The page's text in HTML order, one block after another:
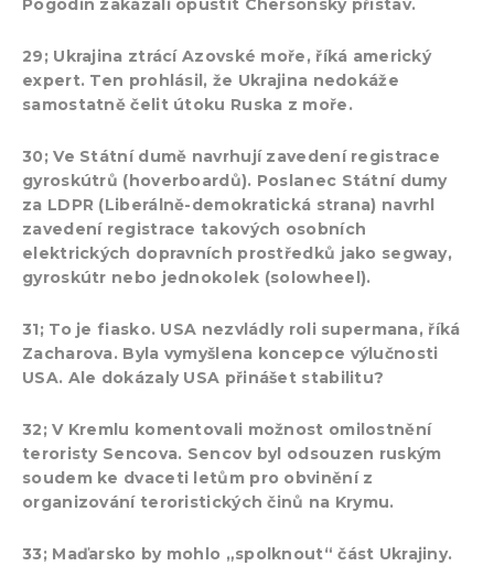
Pogodin zakázali opustit Chersonský přístav.
29; Ukrajina ztrácí Azovské moře, říká americký
expert. Ten prohlásil, že Ukrajina nedokáže
samostatně čelit útoku Ruska z moře.
30; Ve Státní dumě navrhují zavedení registrace
gyroskútrů (hoverboardů). Poslanec Státní dumy
za LDPR (Liberálně-demokratická strana) navrhl
zavedení registrace takových osobních
elektrických dopravních prostředků jako segway,
gyroskútr nebo jednokolek (solowheel).
31; To je fiasko. USA nezvládly roli supermana, říká
Zacharova. Byla vymyšlena koncepce výlučnosti
USA. Ale dokázaly USA přinášet stabilitu?
32; V Kremlu komentovali možnost omilostnění
teroristy Sencova. Sencov byl odsouzen ruským
soudem ke dvaceti letům pro obvinění z
organizování teroristických činů na Krymu.
33; Maďarsko by mohlo „spolknout“ část Ukrajiny.